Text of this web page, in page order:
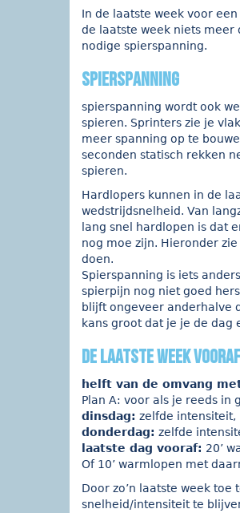
In de laatste week voor
de laatste week niets meer
nodige spierspanning.
Spierspanning
spierspanning wordt ook
spieren. Sprinters zie je
meer spanning op te
seconden statisch rekken
spieren.
Hardlopers kunnen in de
wedstrijdsnelheid. Van
lang snel hardlopen is dat
nog moe zijn. Hieronder
doen.
Spierspanning is iets
spierpijn nog niet goed
blijft ongeveer anderhalve
kans groot dat je je de dag
De laatste week
helft van de omvang
Plan A: voor als je reeds in
dinsdag: zelfde intensiteit,
donderdag: zelfde
laatste dag vooraf: 20’
Of 10’ warmlopen met
Door zo’n laatste week
snelheid/intensiteit te